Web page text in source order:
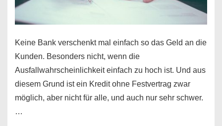
Keine Bank verschenkt mal einfach so das Geld an die
Kunden. Besonders nicht, wenn die
Ausfallwahrscheinlichkeit einfach zu hoch ist. Und aus
diesem Grund ist ein Kredit ohne Festvertrag zwar
möglich, aber nicht für alle, und auch nur sehr schwer.
…